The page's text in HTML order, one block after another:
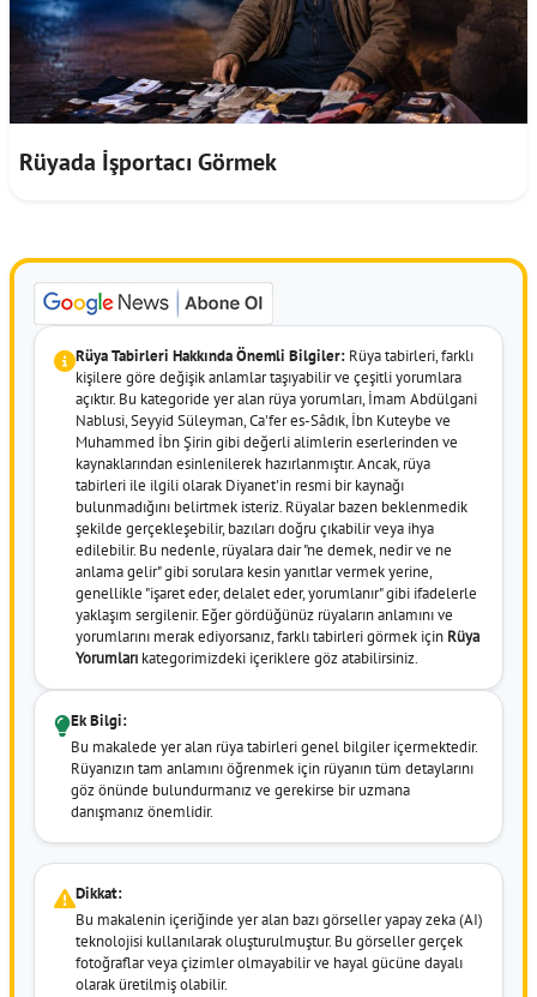
Rüyada İşportacı Görmek
Rüya Tabirleri Hakkında Önemli Bilgiler: Rüya tabirleri, farklı
kişilere göre değişik anlamlar taşıyabilir ve çeşitli yorumlara
açıktır. Bu kategoride yer alan rüya yorumları, İmam Abdülgani
Nablusi, Seyyid Süleyman, Ca'fer es-Sâdık, İbn Kuteybe ve
Muhammed İbn Şirin gibi değerli alimlerin eserlerinden ve
kaynaklarından esinlenilerek hazırlanmıştır. Ancak, rüya
tabirleri ile ilgili olarak Diyanet'in resmi bir kaynağı
bulunmadığını belirtmek isteriz. Rüyalar bazen beklenmedik
şekilde gerçekleşebilir, bazıları doğru çıkabilir veya ihya
edilebilir. Bu nedenle, rüyalara dair "ne demek, nedir ve ne
anlama gelir" gibi sorulara kesin yanıtlar vermek yerine,
genellikle "işaret eder, delalet eder, yorumlanır" gibi ifadelerle
yaklaşım sergilenir. Eğer gördüğünüz rüyaların anlamını ve
yorumlarını merak ediyorsanız, farklı tabirleri görmek için Rüya
Yorumları kategorimizdeki içeriklere göz atabilirsiniz.
Ek Bilgi:
Bu makalede yer alan rüya tabirleri genel bilgiler içermektedir.
Rüyanızın tam anlamını öğrenmek için rüyanın tüm detaylarını
göz önünde bulundurmanız ve gerekirse bir uzmana
danışmanız önemlidir.
Dikkat:
Bu makalenin içeriğinde yer alan bazı görseller yapay zeka (AI)
teknolojisi kullanılarak oluşturulmuştur. Bu görseller gerçek
fotoğraflar veya çizimler olmayabilir ve hayal gücüne dayalı
olarak üretilmiş olabilir.